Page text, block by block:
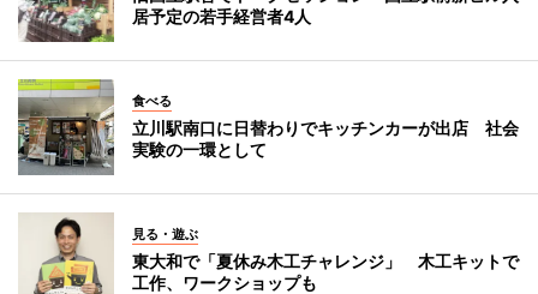
居予定の若手経営者4人
食べる
立川駅南口に日替わりでキッチンカーが出店 社会
実験の一環として
見る・遊ぶ
東大和で「夏休み木工チャレンジ」 木工キットで
工作、ワークショップも